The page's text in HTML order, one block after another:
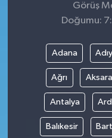
Görüş
Doğumu:
Adana
Ağrı
Antalya
Balıkesir